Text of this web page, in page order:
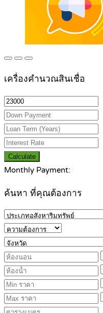
เครื่องคำนวณสินเชื่อ
Calculate
Monthly Payment:
ค้นหา ที่คุณต้องการ